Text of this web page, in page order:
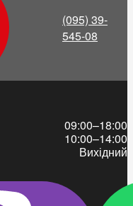
(095) 39-
545-08
09:00–18:00
10:00–14:00
Вихідний